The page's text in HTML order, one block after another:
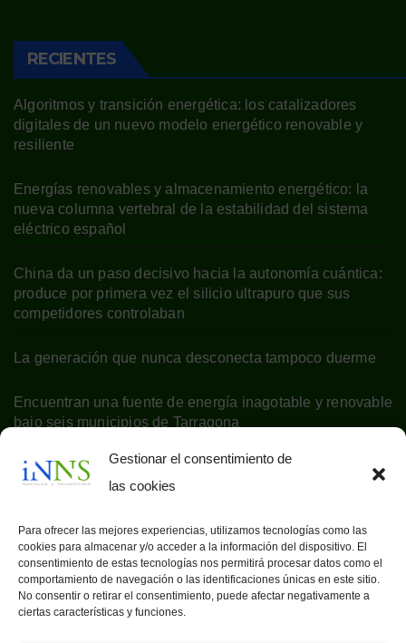
Gestionar el consentimiento de
las cookies
Para ofrecer las mejores experiencias, utilizamos tecnologías como las
cookies para almacenar y/o acceder a la información del dispositivo. El
consentimiento de estas tecnologías nos permitirá procesar datos como el
comportamiento de navegación o las identificaciones únicas en este sitio.
No consentir o retirar el consentimiento, puede afectar negativamente a
ciertas características y funciones.
RECIENTES
Algoritmos y transición energética: los catalizadores
digitales de un nuevo modelo energético renovable y
resiliente
Energías renovables y almacenamiento energético: la
nueva columna vertebral de la estabilidad del sistema
eléctrico español
China da un paso decisivo hacia la autonomía cuántica:
produce por primera vez el silicio ultrapuro que sus
competidores controlaban
La generación que nunca desconecta tampoco duerme
Encuentran una fuente de energía inagotable y renovable
bajo seis municipios de Tarragona